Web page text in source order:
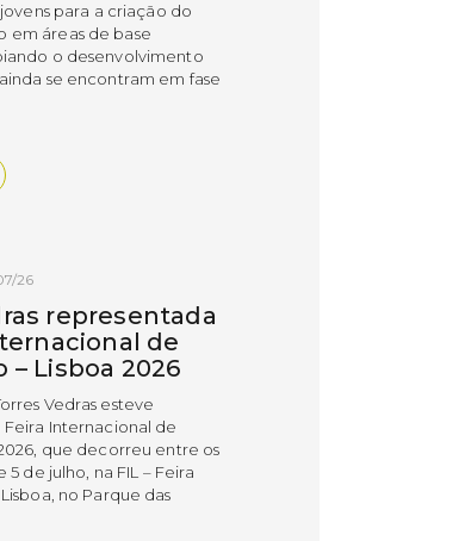
para a criação do
em áreas de base
o desenvolvimento
se encontram em fase
26
representada
de
– Lisboa 2026
Vedras esteve
Internacional de
que decorreu entre os
5 de julho, na FIL – Feira
no Parque das